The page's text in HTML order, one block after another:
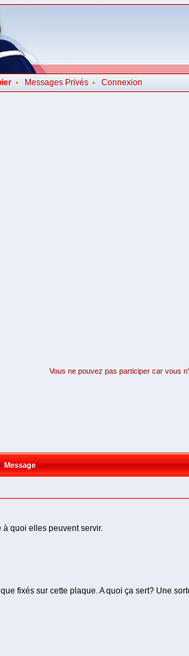
• Messages Privés• Connexion
Vous ne pouvez pas participer car vous
Message
quoi elles peuvent servir.
fixés sur cette plaque. A quoi ça sert? Une